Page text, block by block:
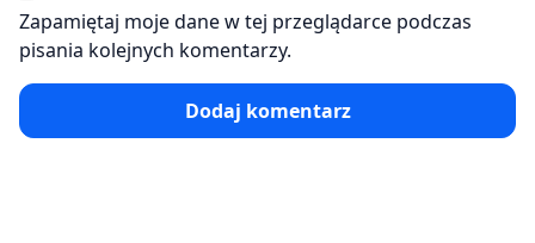
Zapamiętaj moje dane w tej przeglądarce podczas
pisania kolejnych komentarzy.
Dodaj komentarz